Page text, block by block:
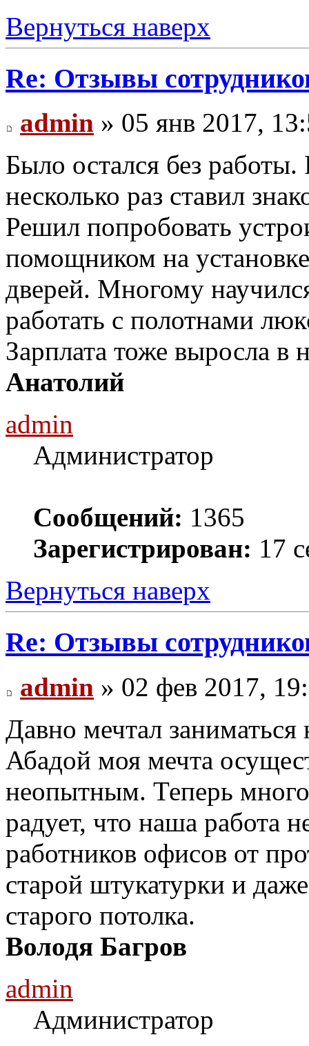
Вернуться наверх
Re: Отзывы
admin » 05 янв 2017,
Было остался без
несколько раз ставил
Решил попробовать
помощником на
дверей. Многому
работать с полотнами
Зарплата тоже выросла в
Анатолий
admin
Администратор
Сообщений: 1365
Зарегистрирован: 17
Вернуться наверх
Re: Отзывы
admin » 02 фев 2017,
Давно мечтал
Абадой моя мечта
неопытным. Теперь
радует, что наша работа
работников офисов от
старой штукатурки и
старого потолка.
Володя Багров
admin
Администратор